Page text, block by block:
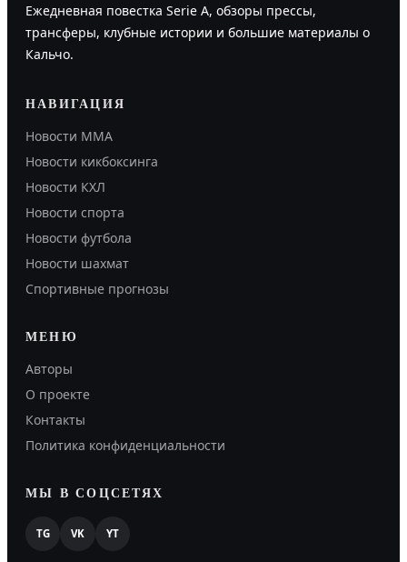
Ежедневная повестка Serie A, обзоры прессы,
трансферы, клубные истории и большие материалы о
Кальчо.
НАВИГАЦИЯ
Новости MMA
Новости кикбоксинга
Новости КХЛ
Новости спорта
Новости футбола
Новости шахмат
Спортивные прогнозы
МЕНЮ
Авторы
О проекте
Контакты
Политика конфиденциальности
МЫ В СОЦСЕТЯХ
TG VK YT